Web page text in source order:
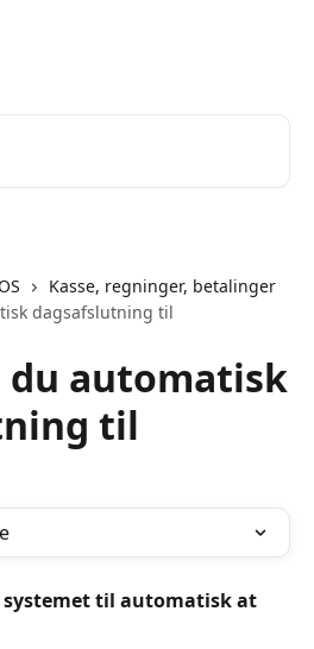
Kasse, regninger, betalinger
dagsafslutning til
du automatisk
til
til automatisk at